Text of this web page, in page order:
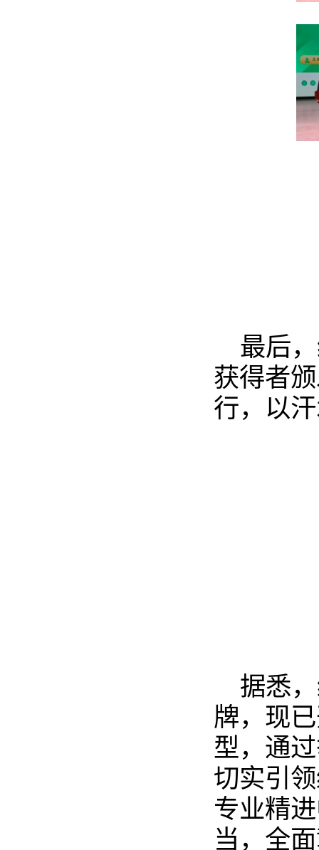
最后
获得者
行，以
据悉
牌，现
型，通
切实引
专业精
当，全